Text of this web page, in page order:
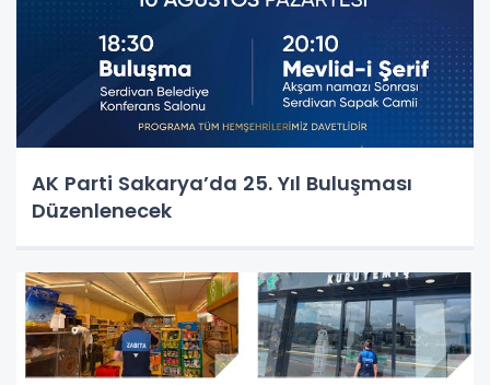
AK Parti Sakarya’da 25. Yıl Buluşması
Düzenlenecek